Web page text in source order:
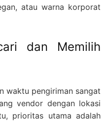
atau warna korporat
dan Memilih
waktu pengiriman sangat
vendor dengan lokasi
prioritas utama adalah